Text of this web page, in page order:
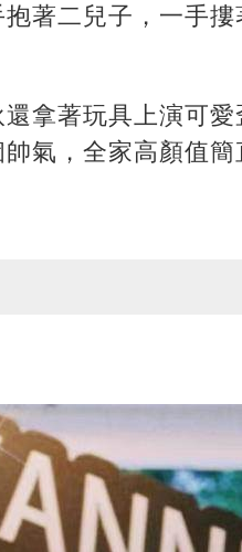
著二兒子，一手摟
拿著玩具上演可愛
氣，全家高顏值簡